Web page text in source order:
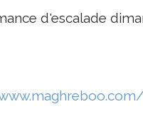
d'escalade